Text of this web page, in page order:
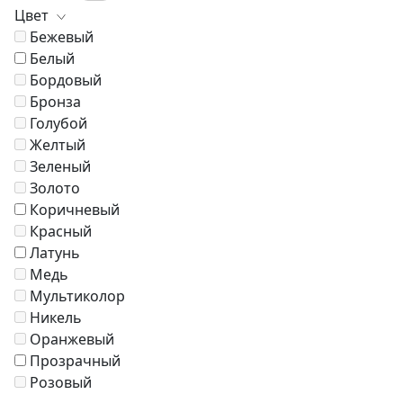
Стулья
Туалетные столики
Скамьи
Пуфы и банкетки
Кровати
Кресла
Зонты
Журнальные столики
Диваны
Аксессуары
Стенки
Шкафы
Цвет
Бежевый
Белый
Бордовый
Бронза
Голубой
Желтый
Зеленый
Золото
Коричневый
Красный
Латунь
Медь
Мультиколор
Никель
Оранжевый
Прозрачный
Розовый